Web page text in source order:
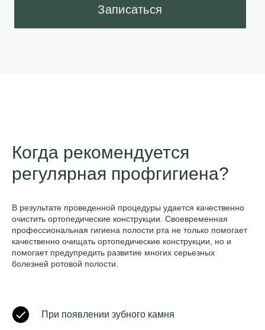
Когда рекомендуется
регулярная профгигиена?
В результате проведенной процедуры удается качественно
очистить ортопедические конструкции. Своевременная
профессиональная гигиена полости рта не только помогает
качественно очищать ортопедические конструкции, но и
помогает предупредить развитие многих серьезных
болезней ротовой полости.
При появлении зубного камня